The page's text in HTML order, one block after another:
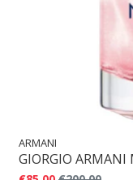
ARMANI
GIORGIO ARMANI